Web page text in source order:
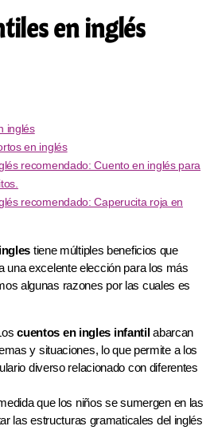
en inglés
inglés
en inglés
recomendado: Cuento en inglés para
recomendado: Caperucita roja en
tiene múltiples beneficios que
una excelente elección para los más
algunas razones por las cuales es
cuentos en ingles infantilabarcan
y situaciones, lo que permite a los
diverso relacionado con diferentes
que los niños se sumergen en las
las estructuras gramaticales del inglés